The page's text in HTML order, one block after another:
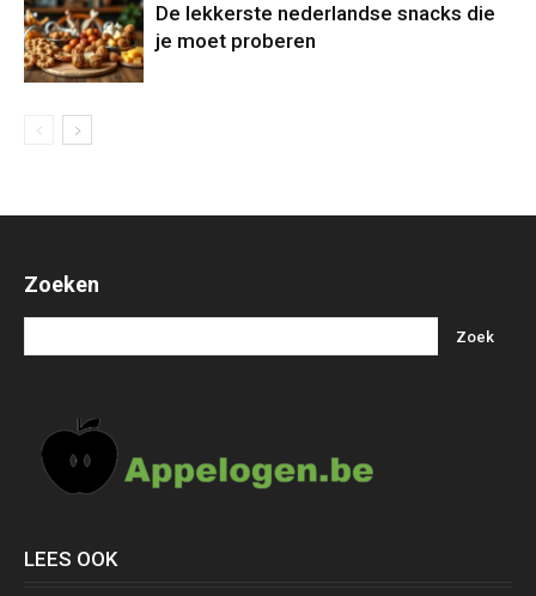
De lekkerste nederlandse snacks die
je moet proberen
Zoeken
LEES OOK